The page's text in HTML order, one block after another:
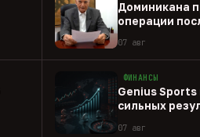
Доминикана
операции
07 авг
ФИНАНСЫ
Genius Sports
сильных
07 авг